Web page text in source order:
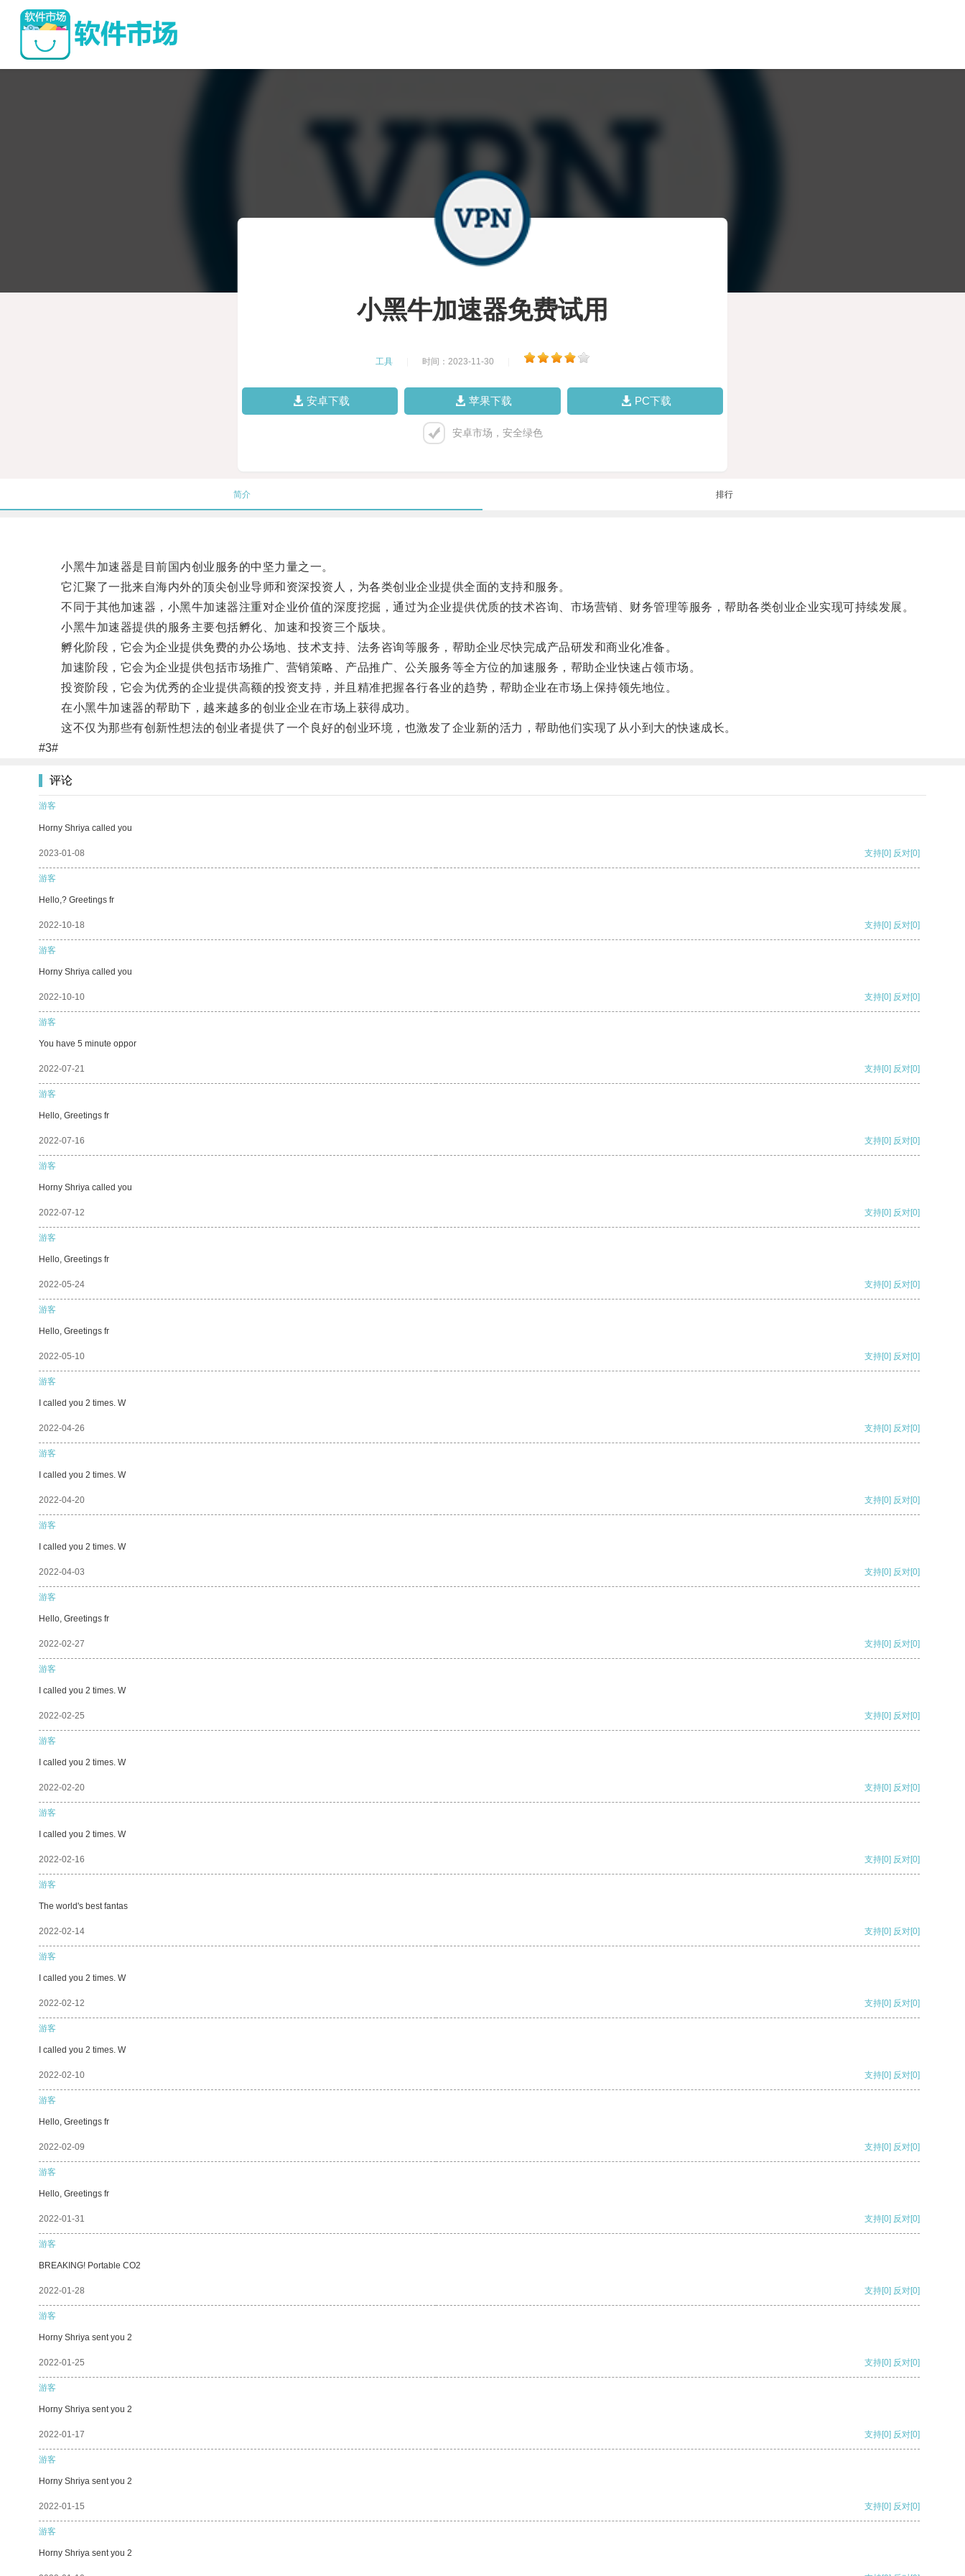
小黑牛加速器免费试用
工具 时间：2023-11-30
安卓下载 苹果下载 PC下载
安卓市场，安全绿色
简介 排行
小黑牛加速器是目前国内创业服务的中坚力量之一。
它汇聚了一批来自海内外的顶尖创业导师和资深投资人，为各类创业企业提供全面的支持和服务。
不同于其他加速器，小黑牛加速器注重对企业价值的深度挖掘，通过为企业提供优质的技术咨询、市场营销、财务管理等服务，帮助各类创业企业实现可持续发展。
小黑牛加速器提供的服务主要包括孵化、加速和投资三个版块。
孵化阶段，它会为企业提供免费的办公场地、技术支持、法务咨询等服务，帮助企业尽快完成产品研发和商业化准备。
加速阶段，它会为企业提供包括市场推广、营销策略、产品推广、公关服务等全方位的加速服务，帮助企业快速占领市场。
投资阶段，它会为优秀的企业提供高额的投资支持，并且精准把握各行各业的趋势，帮助企业在市场上保持领先地位。
在小黑牛加速器的帮助下，越来越多的创业企业在市场上获得成功。
这不仅为那些有创新性想法的创业者提供了一个良好的创业环境，也激发了企业新的活力，帮助他们实现了从小到大的快速成长。
#3#
评论
游客
Horny Shriya called you
2023-01-08 支持[0] 反对[0]
游客
Hello,? Greetings fr
2022-10-18 支持[0] 反对[0]
游客
Horny Shriya called you
2022-10-10 支持[0] 反对[0]
游客
You have 5 minute oppor
2022-07-21 支持[0] 反对[0]
游客
Hello, Greetings fr
2022-07-16 支持[0] 反对[0]
游客
Horny Shriya called you
2022-07-12 支持[0] 反对[0]
游客
Hello, Greetings fr
2022-05-24 支持[0] 反对[0]
游客
Hello, Greetings fr
2022-05-10 支持[0] 反对[0]
游客
I called you 2 times. W
2022-04-26 支持[0] 反对[0]
游客
I called you 2 times. W
2022-04-20 支持[0] 反对[0]
游客
I called you 2 times. W
2022-04-03 支持[0] 反对[0]
游客
Hello, Greetings fr
2022-02-27 支持[0] 反对[0]
游客
I called you 2 times. W
2022-02-25 支持[0] 反对[0]
游客
I called you 2 times. W
2022-02-20 支持[0] 反对[0]
游客
I called you 2 times. W
2022-02-16 支持[0] 反对[0]
游客
The world's best fantas
2022-02-14 支持[0] 反对[0]
游客
I called you 2 times. W
2022-02-12 支持[0] 反对[0]
游客
I called you 2 times. W
2022-02-10 支持[0] 反对[0]
游客
Hello, Greetings fr
2022-02-09 支持[0] 反对[0]
游客
Hello, Greetings fr
2022-01-31 支持[0] 反对[0]
游客
BREAKING! Portable CO2
2022-01-28 支持[0] 反对[0]
游客
Horny Shriya sent you 2
2022-01-25 支持[0] 反对[0]
游客
Horny Shriya sent you 2
2022-01-17 支持[0] 反对[0]
游客
Horny Shriya sent you 2
2022-01-15 支持[0] 反对[0]
游客
Horny Shriya sent you 2